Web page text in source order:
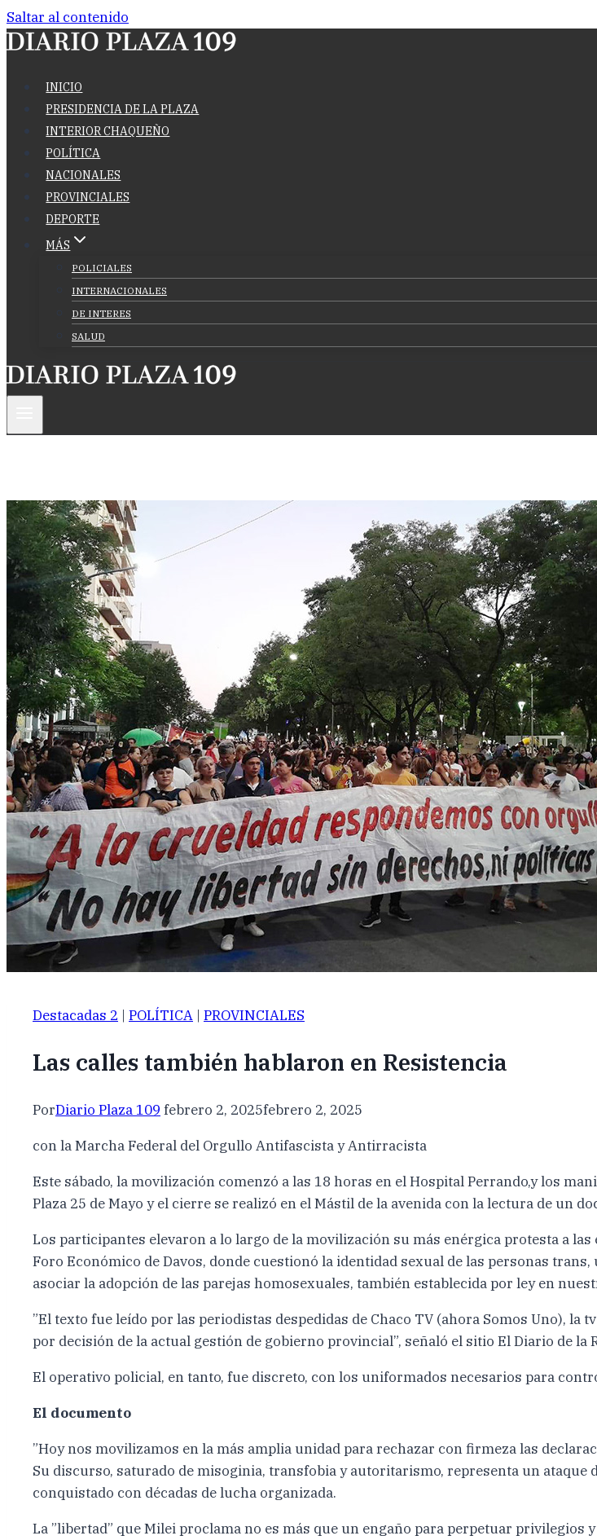
Saltar al contenido
INICIO
PRESIDENCIA DE LA PLAZA
INTERIOR CHAQUEÑO
POLÍTICA
NACIONALES
PROVINCIALES
DEPORTE
MÁS
POLICIALES
INTERNACIONALES
DE INTERES
SALUD
Destacadas 2 | POLÍTICA | PROVINCIALES
Las calles también hablaron en Resistencia
PorDiario Plaza 109 febrero 2, 2025febrero 2, 2025
con la Marcha Federal del Orgullo Antifascista y Antirracista
Este sábado, la movilización comenzó a las 18 horas en el Hospital Perrando,y los
Plaza 25 de Mayo y el cierre se realizó en el Mástil de la avenida con la lectura de un
Los participantes elevaron a lo largo de la movilización su más enérgica protesta a
Foro Económico de Davos, donde cuestionó la identidad sexual de las personas
asociar la adopción de las parejas homosexuales, también establecida por ley en
”El texto fue leído por las periodistas despedidas de Chaco TV (ahora Somos Uno), la
por decisión de la actual gestión de gobierno provincial”, señaló el sitio El Diario de la
El operativo policial, en tanto, fue discreto, con los uniformados necesarios para
El documento
”Hoy nos movilizamos en la más amplia unidad para rechazar con firmeza las
Su discurso, saturado de misoginia, transfobia y autoritarismo, representa un
conquistado con décadas de lucha organizada.
La ”libertad” que Milei proclama no es más que un engaño para perpetuar privilegios